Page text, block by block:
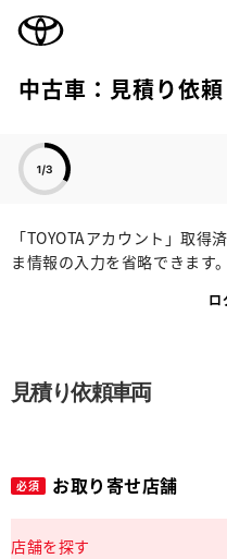
中古車：見積り依頼
「TOYOTAアカウント」取
ま情報の入力を省略できます。
ロ
見積り依頼車両
必須 お取り寄せ店舗
店舗を探す